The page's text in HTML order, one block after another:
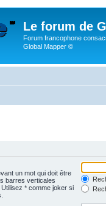
Le forum de
Forum francophone
Global Mapper ©
un mot qui doit être
barres verticales
* comme joker si